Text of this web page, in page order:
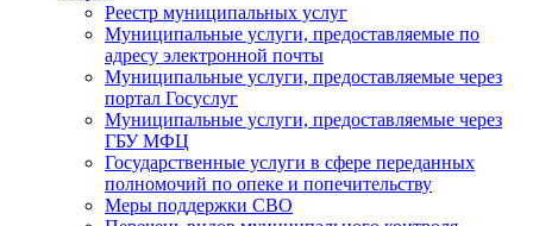
Реестр муниципальных услуг
Муниципальные услуги, предоставляемые по
адресу электронной почты
Муниципальные услуги, предоставляемые через
портал Госуслуг
Муниципальные услуги, предоставляемые через
ГБУ МФЦ
Государственные услуги в сфере переданных
полномочий по опеке и попечительству
Меры поддержки СВО